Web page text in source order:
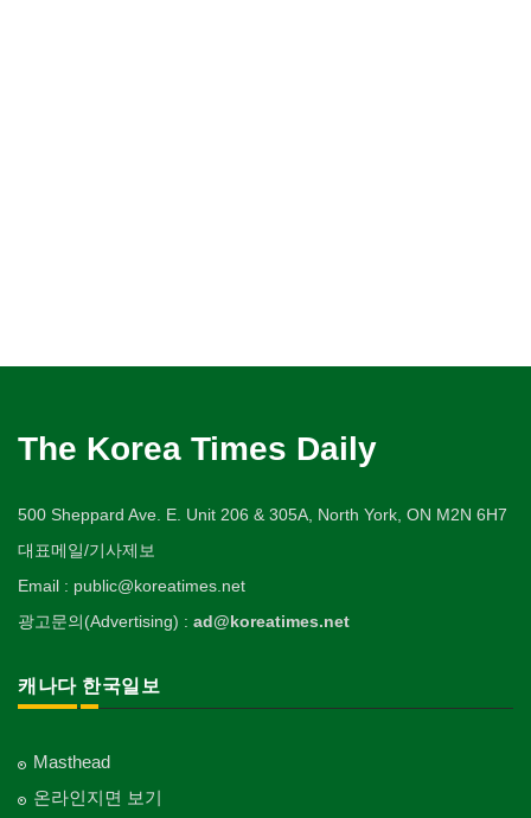
The Korea Times Daily
500 Sheppard Ave. E. Unit 206 & 305A, North York, ON M2N 6H7
대표메일/기사제보
Email : public@koreatimes.net
광고문의(Advertising) : ad@koreatimes.net
캐나다 한국일보
Masthead
온라인지면 보기